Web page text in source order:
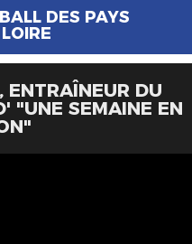
DES PAYS
ENTRAÎNEUR DU
"UNE SEMAINE EN